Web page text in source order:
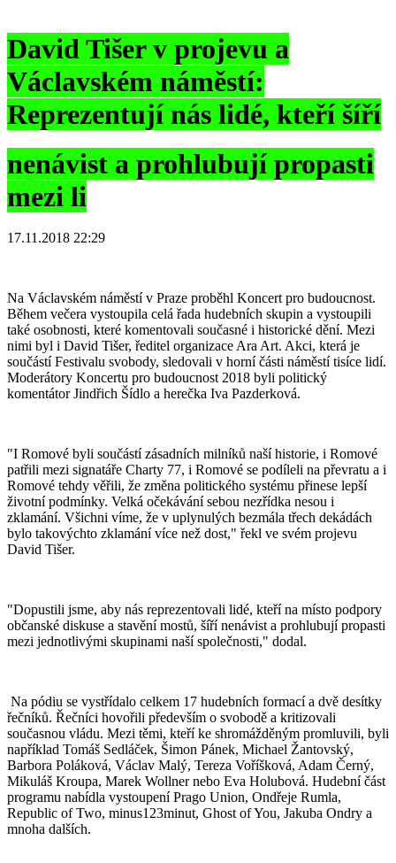
David Tišer v projevu a
Václavském náměstí:
Reprezentují nás lidé, kteří šíří
nenávist a prohlubují propasti
mezi li
17.11.2018 22:29
Na Václavském náměstí v Praze proběhl Koncert pro budoucnost.
Během večera vystoupila celá řada hudebních skupin a vystoupili
také osobnosti, které komentovali současné i historické dění. Mezi
nimi byl i David Tišer, ředitel organizace Ara Art. Akci, která je
součástí Festivalu svobody, sledovali v horní části náměstí tisíce lidí.
Moderátory Koncertu pro budoucnost 2018 byli politický
komentátor Jindřich Šídlo a herečka Iva Pazderková.
"I Romové byli součástí zásadních milníků naší historie, i Romové
patřili mezi signatáře Charty 77, i Romové se podíleli na převratu a i
Romové tehdy věřili, že změna politického systému přinese lepší
životní podmínky. Velká očekávání sebou nezřídka nesou i
zklamání. Všichni víme, že v uplynulých bezmála třech dekádách
bylo takovýchto zklamání více než dost," řekl ve svém projevu
David Tišer.
"Dopustili jsme, aby nás reprezentovali lidé, kteří na místo podpory
občanské diskuse a stavění mostů, šíří nenávist a prohlubují propasti
mezi jednotlivými skupinami naší společnosti," dodal.
Na pódiu se vystřídalo celkem 17 hudebních formací a dvě desítky
řečníků. Řečníci hovořili především o svobodě a kritizovali
současnou vládu. Mezi těmi, kteří ke shromážděným promluvili, byli
například Tomáš Sedláček, Šimon Pánek, Michael Žantovský,
Barbora Poláková, Václav Malý, Tereza Voříšková, Adam Černý,
Mikuláš Kroupa, Marek Wollner nebo Eva Holubová. Hudební část
programu nabídla vystoupení Prago Union, Ondřeje Rumla,
Republic of Two, minus123minut, Ghost of You, Jakuba Ondry a
mnoha dalších.